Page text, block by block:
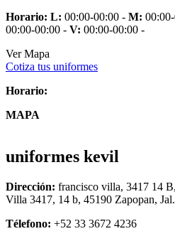
Horario: L: 00:00-00:00 - M:
00:00-00:00 - V: 00:00-00:00 -
Ver Mapa
Cotiza tus uniformes
Horario:
MAPA
uniformes kevil
Dirección: francisco villa, 3417 14
Villa 3417, 14 b, 45190 Zapopan,
Télefono: +52 33 3672 4236